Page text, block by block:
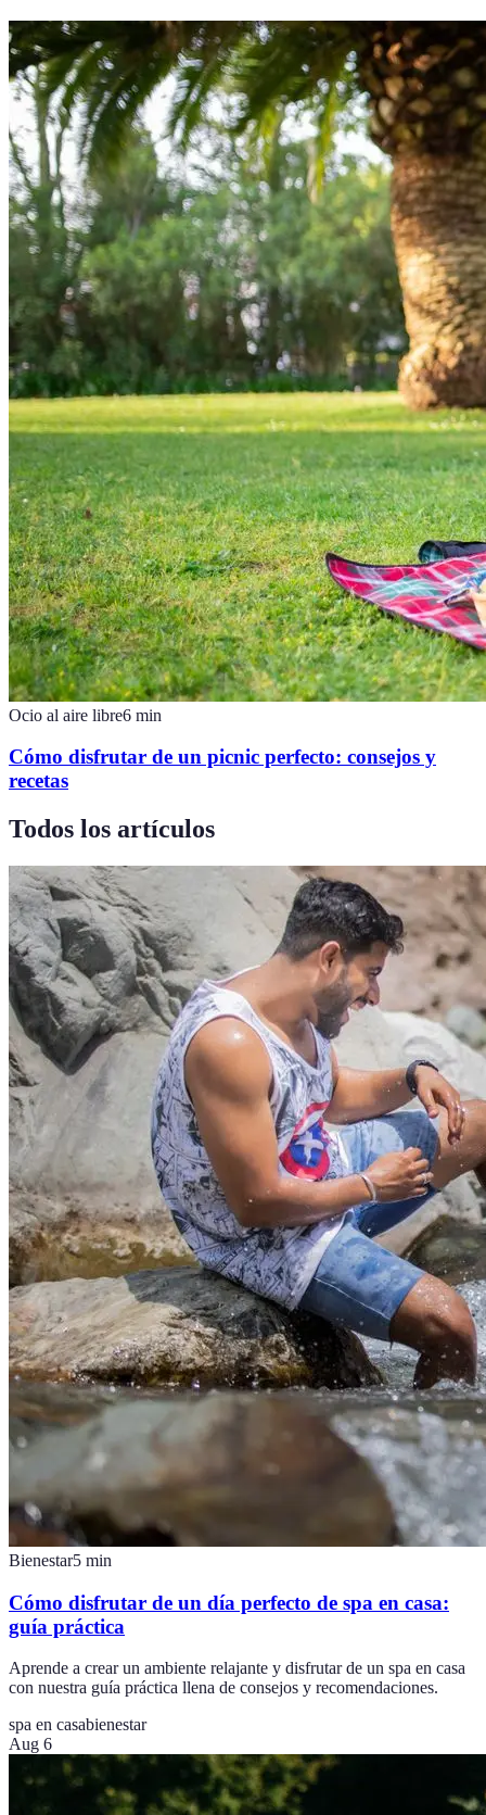
Ocio al aire libre6 min
Cómo disfrutar de un picnic perfecto: consejos y
recetas
Todos los artículos
Bienestar5 min
Cómo disfrutar de un día perfecto de spa en casa:
guía práctica
Aprende a crear un ambiente relajante y disfrutar de un spa en casa
con nuestra guía práctica llena de consejos y recomendaciones.
spa en casabienestar
Aug 6